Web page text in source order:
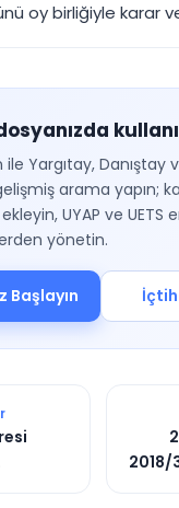
oy birliğiyle karar
ile Yargıtay, Danıştay
arama yapın;
ekleyin, UYAP ve
yönetin.
Başlayın
2018/